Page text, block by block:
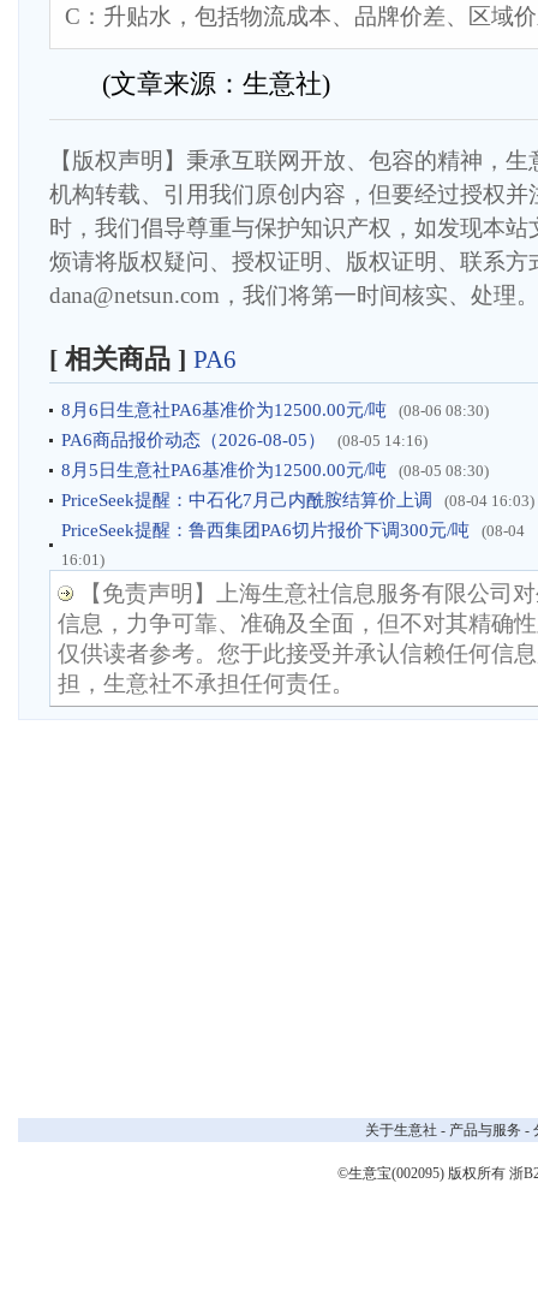
C：升贴水，包括物流成本、品牌价差、区域
(文章来源：生意社)
【版权声明】秉承互联网开放、包容的精神，
机构转载、引用我们原创内容，但要经过授权并
时，我们倡导尊重与保护知识产权，如发现本
烦请将版权疑问、授权证明、版权证明、联系方
dana@netsun.com，我们将第一时间核实、处理。
[ 相关商品 ] PA6
8月6日生意社PA6基准价为12500.00元/吨 (08-06 08:30)
PA6商品报价动态（2026-08-05） (08-05 14:16)
8月5日生意社PA6基准价为12500.00元/吨 (08-05 08:30)
PriceSeek提醒：中石化7月己内酰胺结算价上调 (08-04 16:03)
PriceSeek提醒：鲁西集团PA6切片报价下调300元/吨
(08-04
16:01)
【免责声明】上海生意社信息服务有限公司
信息，力争可靠、准确及全面，但不对其精确
仅供读者参考。您于此接受并承认信赖任何信
担，生意社不承担任何责任。
关于生意社 - 产品与服务 -
©生意宝(002095) 版权所有 浙